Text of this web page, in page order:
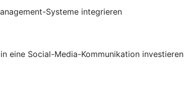
Systeme integrieren
eine Social-Media-Kommunikation investieren